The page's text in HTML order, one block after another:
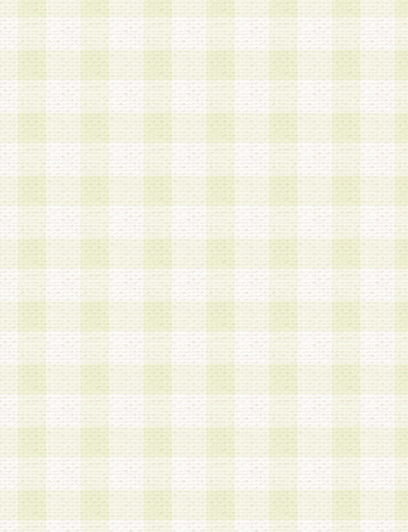
a.既に登録されている会員と同一のメールアドレ
録する場合
b.本サービスと同様のサービスを提供している企
業に従事していると思われる本人またはその家族
場合
c.その他当社が不適切と判断する場合
2.当社は、会員登録希望者を会員として承認する
した 場合、会員登録希望者による会員登録手続
による承認後の場合であっても、会員登録の取り
の抹消を、当社が適切と判 断する方法・手段に
とができるものとします。
3.会員登録希望者が18歳未満、成年被後見人、被
人 である場合は、親権者などの法定代理人の同
録を行うものとします。なお、義務教育学齢に該
者については、登録時に 当社が別途定める方法
権者による承認手続きを行うものとします。
第3条 会員の登録方法
1.会員登録手続きは、会員登録希望者本人が行う
る登録は一切認められないものとします。
2.会員登録希望者は、本規約に同意の後、当社指